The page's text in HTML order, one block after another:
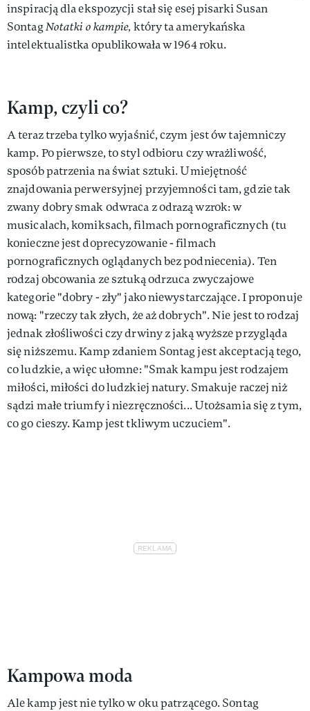
inspiracją dla ekspozycji stał się esej pisarki Susan
SontagNotatki o kampie, który ta amerykańska
intelektualistka opublikowała w 1964 roku.
Kamp, czyli co?
A teraz trzeba tylko wyjaśnić, czym jest ów tajemniczy
kamp. Po pierwsze, to styl odbioru czy wrażliwość,
sposób patrzenia na świat sztuki. Umiejętność
znajdowania perwersyjnej przyjemności tam, gdzie tak
zwany dobry smak odwraca z odrazą wzrok: w
musicalach, komiksach, filmach pornograficznych (tu
konieczne jest doprecyzowanie - filmach
pornograficznych oglądanych bez podniecenia). Ten
rodzaj obcowania ze sztuką odrzuca zwyczajowe
kategorie "dobry - zły" jako niewystarczające. I proponuje
nową: "rzeczy tak złych, że aż dobrych". Nie jest to rodzaj
jednak złośliwości czy drwiny z jaką wyższe przygląda
się niższemu. Kamp zdaniem Sontag jest akceptacją tego,
co ludzkie, a więc ułomne: "Smak kampu jest rodzajem
miłości, miłości do ludzkiej natury. Smakuje raczej niż
sądzi małe triumfy i niezręczności... Utożsamia się z tym,
co go cieszy. Kamp jest tkliwym uczuciem".
Kampowa moda
Ale kamp jest nie tylko w oku patrzącego. Sontag